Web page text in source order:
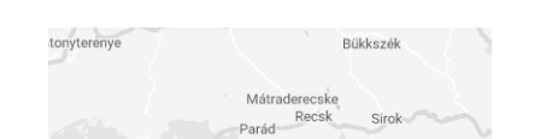
1907-1908 között elkészült az új épület terve,
készítője Wind István egyházmegyei építész
volt. Az építési megbízást pályázat útján Seiner
György gyöngyösi vállalkozó nyerte el.